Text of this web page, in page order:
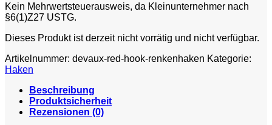
Kein Mehrwertsteuerausweis, da Kleinunternehmer nach
§6(1)Z27 USTG.
Dieses Produkt ist derzeit nicht vorrätig und nicht verfügbar.
Artikelnummer: devaux-red-hook-renkenhaken Kategorie:
Haken
Beschreibung
Produktsicherheit
Rezensionen (0)